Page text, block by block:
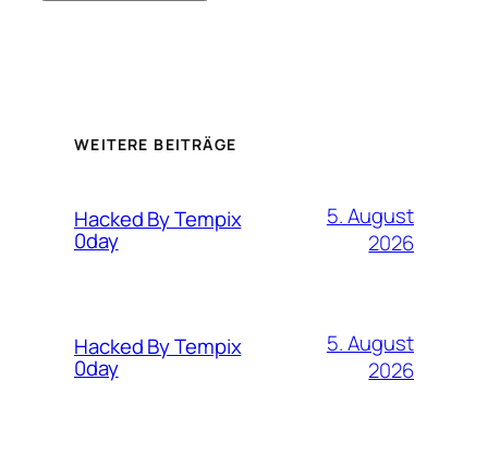
WEITERE BEITRÄGE
Hacked By Tempix
0day
5. August
2026
Hacked By Tempix
0day
5. August
2026